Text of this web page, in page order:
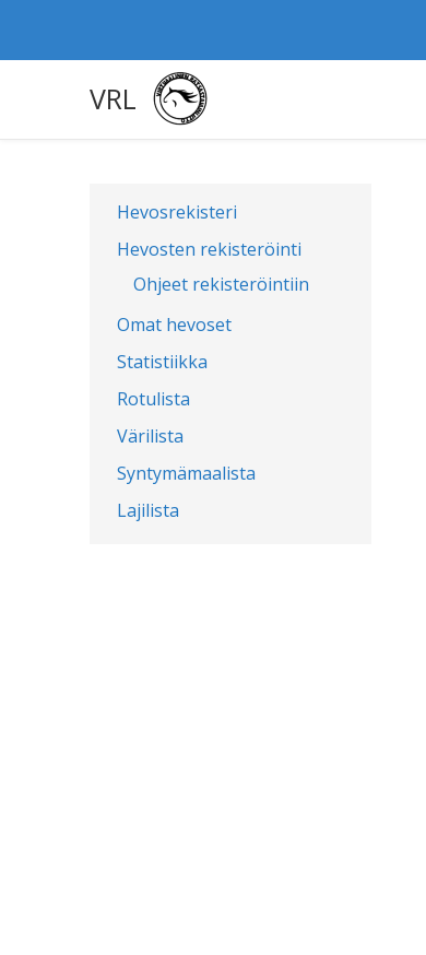
VRL
Hevosrekisteri
Hevosten rekisteröinti
Ohjeet rekisteröintiin
Omat hevoset
Statistiikka
Rotulista
Värilista
Syntymämaalista
Lajilista